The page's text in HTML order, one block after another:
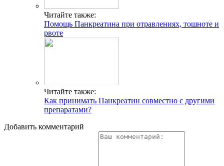
Читайте также:
Помощь Панкреатина при отравлениях, тошноте и
рвоте
Читайте также:
Как принимать Панкреатин совместно с другими
препаратами?
Добавить комментарий